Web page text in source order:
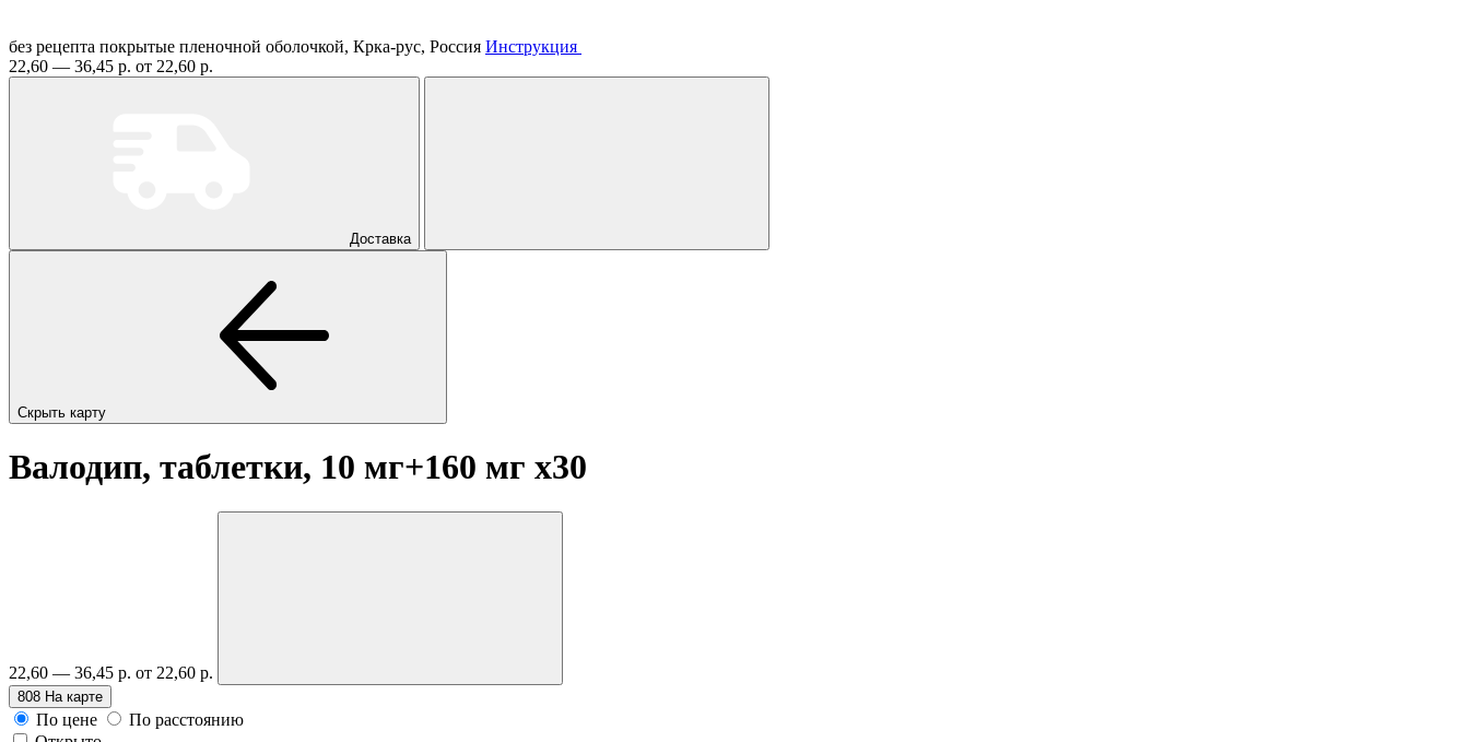
без рецепта покрытые пленочной оболочкой, Крка-рус, Россия Инструкция
22,60 — 36,45 р. от 22,60 р.
Доставка
Скрыть карту
Валодип, таблетки, 10 мг+160 мг x30
22,60 — 36,45 р. от 22,60 р.
808 На карте
По цене
По расстоянию